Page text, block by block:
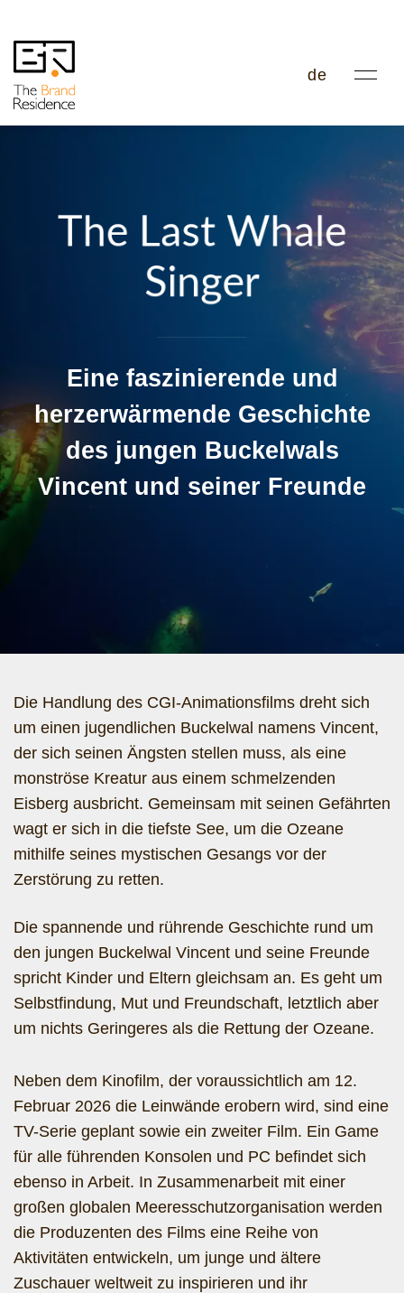
de
The Last Whale
Singer
Eine faszinierende und
herzerwärmende Geschichte
des jungen Buckelwals
Vincent und seiner Freunde
Die Handlung des CGI-Animationsfilms dreht sich
um einen jugendlichen Buckelwal namens Vincent,
der sich seinen Ängsten stellen muss, als eine
monströse Kreatur aus einem schmelzenden
Eisberg ausbricht. Gemeinsam mit seinen Gefährten
wagt er sich in die tiefste See, um die Ozeane
mithilfe seines mystischen Gesangs vor der
Zerstörung zu retten.
Die spannende und rührende Geschichte rund um
den jungen Buckelwal Vincent und seine Freunde
spricht Kinder und Eltern gleichsam an. Es geht um
Selbstfindung, Mut und Freundschaft, letztlich aber
um nichts Geringeres als die Rettung der Ozeane.
Neben dem Kinofilm, der voraussichtlich am 12.
Februar 2026 die Leinwände erobern wird, sind eine
TV-Serie geplant sowie ein zweiter Film. Ein Game
für alle führenden Konsolen und PC befindet sich
ebenso in Arbeit. In Zusammenarbeit mit einer
großen globalen Meeresschutzorganisation werden
die Produzenten des Films eine Reihe von
Aktivitäten entwickeln, um junge und ältere
Zuschauer weltweit zu inspirieren und ihr